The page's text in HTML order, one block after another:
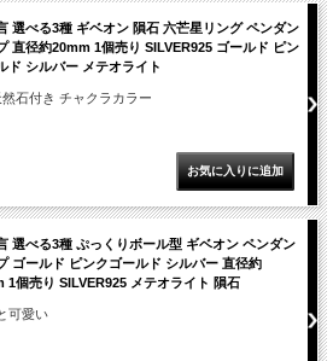
選べる3種 ギベオン 隕石 六芒星リング ペンダン
直径約20mm 1個売り SILVER925 ゴールド ピン
ド シルバー メテオライト
石付き チャクラカラー
選べる3種 ぷっくりボール型 ギベオン ペンダン
ゴールド ピンクゴールド シルバー 直径約
1個売り SILVER925 メテオライト 隕石
可愛い